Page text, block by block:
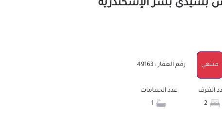
منتهي رقم العقار : 49163
الغرف
عدد الحمامات